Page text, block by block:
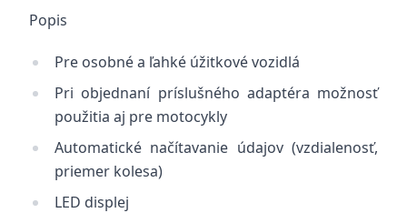
Popis
Pre osobné a ľahké úžitkové vozidlá
Pri objednaní príslušného adaptéra možnosť
použitia aj pre motocykly
Automatické načítavanie údajov (vzdialenosť,
priemer kolesa)
LED displej